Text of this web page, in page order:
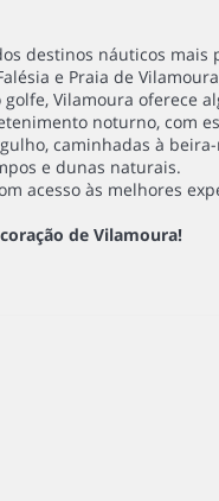
destinos náuticos
e Praia de
Vilamoura oferece
noturno, com
caminhadas à
e dunas naturais.
acesso às melhores
de Vilamoura!